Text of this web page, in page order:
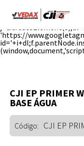
'https://
CJI EP PRIMER
BASE ÁGUA
Código: CJI EP